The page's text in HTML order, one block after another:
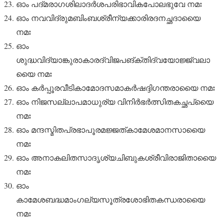
ഓം പദ്മരാഗശിലാദർശപരിഭാവികപോലഭുവേ നമഃ
ഓം നവവിദ്രുമബിംബശ്രീന്യക്കാരിരദനച്ഛദായൈ
നമഃ
ഓം
ശുദ്ധവിദ്യാങ്കുരാകാരദ്വിജപങ്‌ക്തിദ്വയോജ്ജ്വലാ
യൈ നമഃ
ഓം കർപ്പൂരവീടികാമോദസമാകർഷദ്ദിഗന്തരായൈ നമഃ
ഓം നിജസല്ലാപമാധുര്യ വിനിർഭർത്സിതകച്ഛപ്യൈ
നമഃ
ഓം മന്ദസ്മിതപ്രഭാപൂരമജ്ജത്കാമേശമാനസായൈ
നമഃ
ഓം അനാകലിതസാദൃശ്യചിബുകശ്രീവിരാജിതായൈ
നമഃ
ഓം
കാമേശബദ്ധമാംഗല്യസൂത്രശോഭിതകന്ധരായൈ
നമഃ